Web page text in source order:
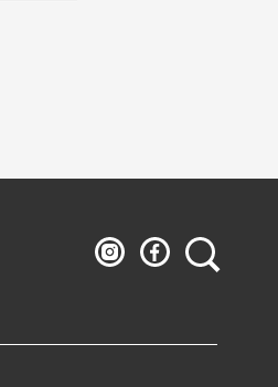
Ludwig
Múzeum
Ludwig
Múzeum
Keresés